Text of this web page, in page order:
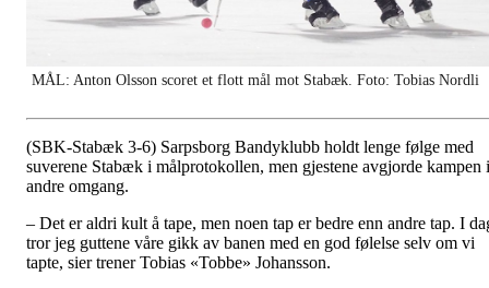
MÅL: Anton Olsson scoret et flott mål mot Stabæk. Foto: Tobias Nordli
(SBK-Stabæk 3-6) Sarpsborg Bandyklubb holdt lenge følge med
suverene Stabæk i målprotokollen, men gjestene avgjorde kampen i
andre omgang.
– Det er aldri kult å tape, men noen tap er bedre enn andre tap. I
tror jeg guttene våre gikk av banen med en god følelse selv om vi
tapte, sier trener Tobias «Tobbe» Johansson.